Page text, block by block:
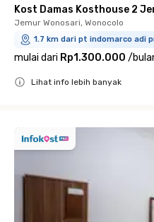
Kost Damas Kosthouse 2
Jemur Wonosari, Wonocolo
1.7 km dari pt indomarco adi
mulai dari Rp1.300.000 /
Lihat info lebih banyak